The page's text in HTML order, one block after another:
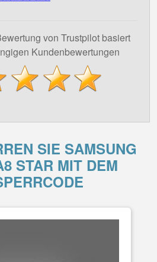
von Trustpilot basiert
Kundenbewertungen
SIE SAMSUNG
STAR MIT DEM